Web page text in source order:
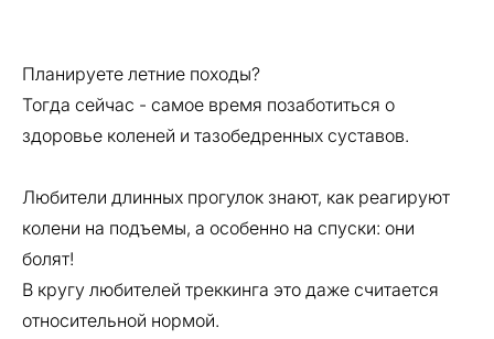
Планируете летние походы?
Тогда сейчас - самое время позаботиться о
здоровье коленей и тазобедренных суставов.
Любители длинных прогулок знают, как реагируют
колени на подъемы, а особенно на спуски: они
болят!
В кругу любителей треккинга это даже считается
относительной нормой.